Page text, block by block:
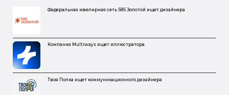
Федеральная ювелирная сеть 585 Золотой ищет дизайнера
Компания Multiways ищет иллюстратора
Твоя Полка ищет коммуникационного дизайнера